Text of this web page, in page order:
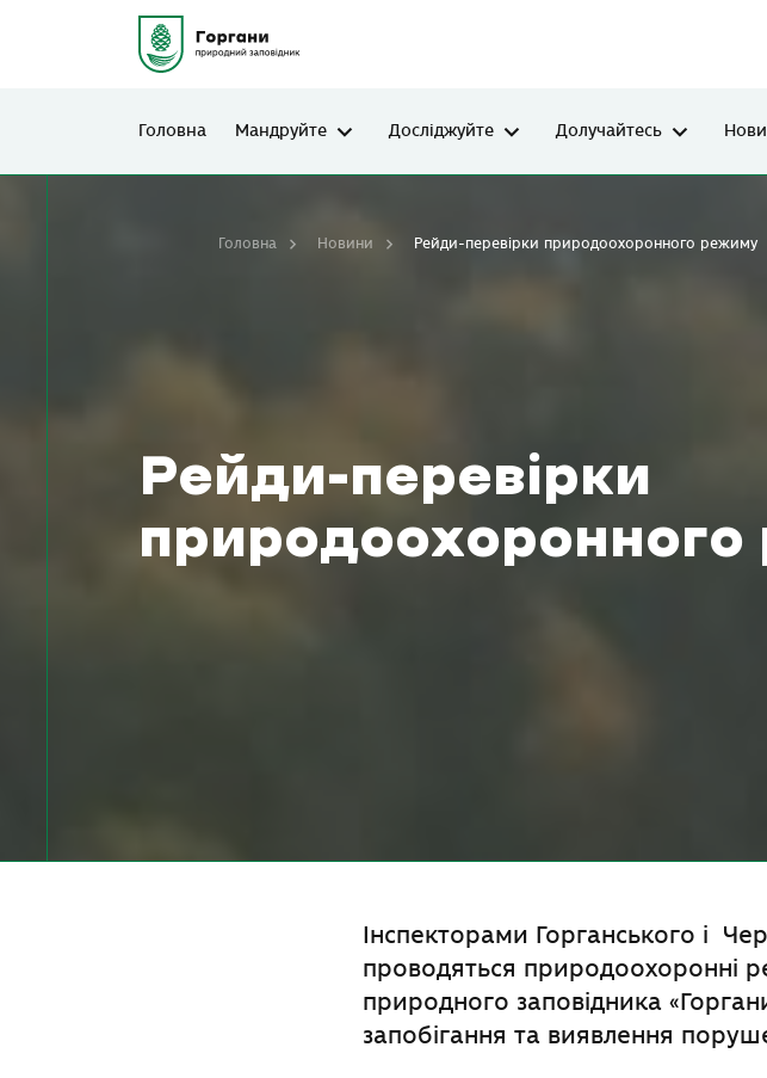
Головна Мандруйте Досліджуйте Долучайтесь
Рейди-перевірки
Головна Новини Рейди-перевірки природоохоронного режиму
Інспекторами Горганського і
проводяться природоохоронні
природного заповідника
запобігання та виявлення